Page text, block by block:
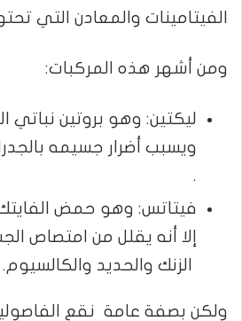
الفيتامينات والمعادن التي
ومن أشهر هذه المركبات:
ليكتين: وهو بروتين نباتي
ويسبب أضرار جسيمه
.
فيتاتس: وهو حمض الفايتك
إلا أنه يقلل من امتصاص
الزنك والحديد والكالسيوم.
ولكن بصفة عامة نقع